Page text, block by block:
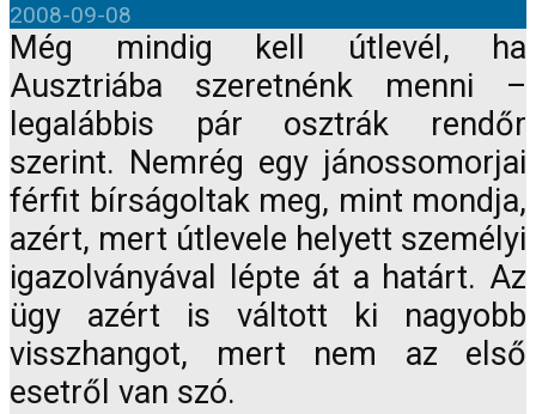
2008-09-08
Még mindig kell útlevél, ha
Ausztriába szeretnénk menni –
legalábbis pár osztrák rendőr
szerint. Nemrég egy jánossomorjai
férfit bírságoltak meg, mint mondja,
azért, mert útlevele helyett személyi
igazolványával lépte át a határt. Az
ügy azért is váltott ki nagyobb
visszhangot, mert nem az első
esetről van szó.